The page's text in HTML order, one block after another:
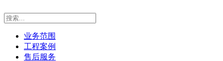
业务范围
工程案例
售后服务